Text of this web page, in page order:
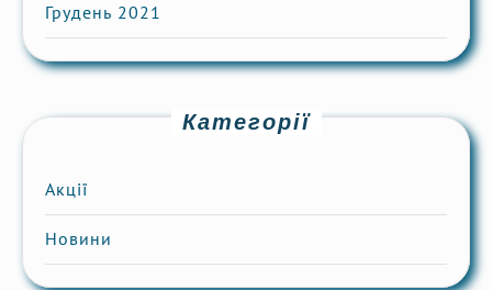
Грудень 2021
Категорії
Акції
Новини